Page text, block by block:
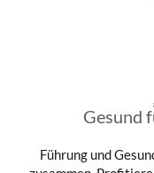
Gesund
Führung und